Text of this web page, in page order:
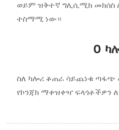
ወይም ዝቅተኛ ግሊሲሚክ መክሰስ
ተስማሚ ነው።
0
ስለ ካሎሪ ቆጠራ ሳይጨነቁ ጣፋጭ
የኮንጃክ ማቀዝቀዣ ፍላጎቶችዎን